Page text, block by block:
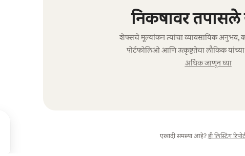
निकषावर तपासले
शेफ्सचे मूल्यांकन त्यांचा व्यावसायिक अनुभव,
पोर्टफोलिओ आणि उत्कृष्टतेचा लौकिक
अधिक जाणून घ्या
एखादी समस्या आहे? ही लिस्टिंग